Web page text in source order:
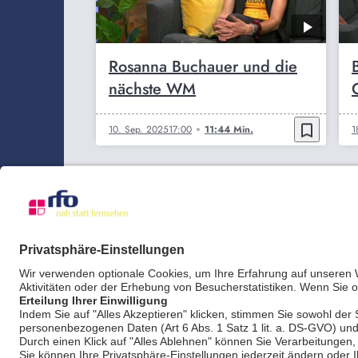
Rosanna Buchauer und die
nächste WM
10. Sep. 202517:00 11:44 Min. bookmark_border